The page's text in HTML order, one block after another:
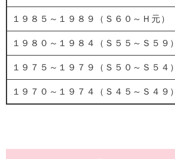
１９８５～１９８９（Ｓ６０～Ｈ元）
１９８０～１９８４（Ｓ５５～Ｓ５９）
１９７５～１９７９（Ｓ５０～Ｓ５４）
１９７０～１９７４（Ｓ４５～Ｓ４９）